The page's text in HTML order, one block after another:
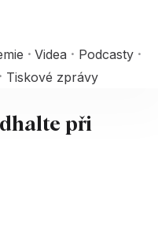
Videa
Podcasty
Tiskové zprávy
při